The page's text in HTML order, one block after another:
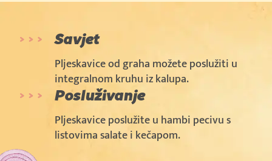
Savjet
Pljeskavice od graha možete poslužiti u
integralnom kruhu iz kalupa.
Posluživanje
Pljeskavice poslužite u hambi pecivu s
listovima salate i kečapom.